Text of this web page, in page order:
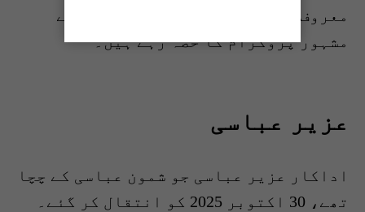
معروف کامیڈین ہیں اور نجی ٹی وی کے
مشہور پروگرام کا حصہ رہے ہیں۔
عزیر عباسی
اداکار عزیر عباسی جو شمون عباسی کے چچا
تھے، 30 اکتوبر 2025 کو انتقال کر گئے۔